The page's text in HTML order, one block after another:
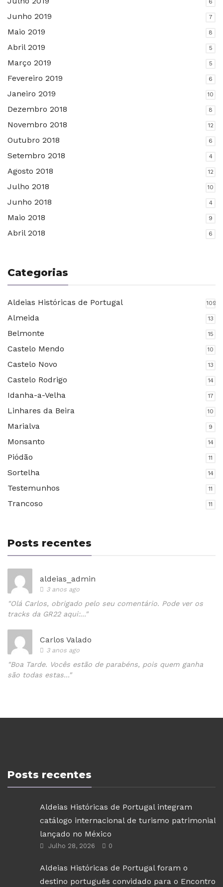
6
Junho 2019 7
Maio 2019 8
Abril 2019 5
Março 2019 5
Fevereiro 2019 6
Janeiro 2019 10
Dezembro 2018 8
Novembro 2018 12
Outubro 2018 6
Setembro 2018 4
Agosto 2018 12
Julho 2018 10
Junho 2018 4
Maio 2018 9
Abril 2018 6
Categorias
Aldeias Históricas de Portugal 109
Almeida 13
Belmonte 15
Castelo Mendo 10
Castelo Novo 13
Castelo Rodrigo 14
Idanha-a-Velha 17
Linhares da Beira 10
Marialva 9
Monsanto 14
Piódão 11
Sortelha 14
Testemunhos 11
Trancoso 11
Posts recentes
aldeias_admin
3 anos ago
"Olá Carlos, obrigado pelo seu comentário. Pode ver os
tracks da GR22 aqui:..."
Carlos Valado
3 anos ago
"Boa Tarde. Vocês estão de parabéns, pois quem ganha
são todas estas..."
Posts recentes
Aldeias Históricas de Portugal integram
catálogo internacional de turismo patrimonial
lançado no México
Julho 28, 2026 0
Aldeias Históricas de Portugal foram o
destino português convidado para o Encontro